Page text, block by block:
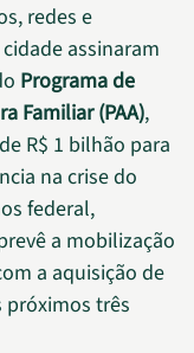
redes e
assinaram
Programa de
Familiar (PAA),
R$ 1 bilhão para
na crise do
federal,
a mobilização
a aquisição de
três